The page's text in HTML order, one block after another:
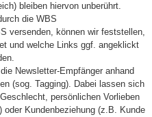
bleiben hiervon unberührt.
die WBS
versenden, können wir feststellen,
und welche Links ggf. angeklickt
Newsletter-Empfänger anhand
(sog. Tagging). Dabei lassen sich
persönlichen Vorlieben
oder Kundenbeziehung (z.B. Kunde